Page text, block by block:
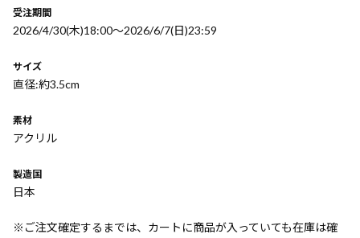
受注期間
2026/4/30(木)18:00～2026/6/7(日)23:59
サイズ
直径:約3.5cm
素材
アクリル
製造国
日本
※ご注文確定するまでは、カートに商品が入っていても在庫は確